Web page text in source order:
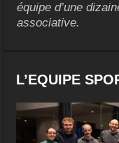
équipe d’une
associative.
L’EQUIPE